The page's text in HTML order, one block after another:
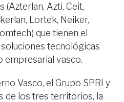
(Azterlan, Azti, Ceit,
Lortek, Neiker,
que tienen el
tecnológicas
empresarial vasco.
Vasco, el Grupo SPRI y
de los tres territorios, la